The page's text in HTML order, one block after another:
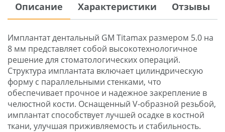
Описание Характеристики Отзывы
Имплантат дентальный GM Titamax размером 5.0 на
8 мм представляет собой высокотехнологичное
решение для стоматологических операций.
Структура имплантата включает цилиндрическую
форму с параллельными стенками, что
обеспечивает прочное и надежное закрепление в
челюстной кости. Оснащенный V-образной резьбой,
имплантат способствует лучшей осадке в костной
ткани, улучшая приживляемость и стабильность.